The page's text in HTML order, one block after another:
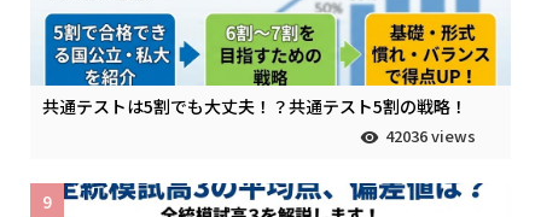
共通テストは5割でも大丈夫！？共通テスト5割の戦略！
42036 views
9